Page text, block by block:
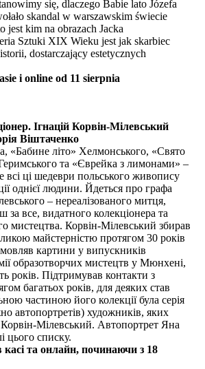
się, dlaczego Babie lato Józefa
skandal w warszawskim świecie
jest kim na obrazach Jacka
Sztuki XIX Wieku jest jak skarbiec
dostarczający estetycznych
i online od 11 sierpnia
Ігнацій Корвін-Мілевський
Віштаченко
«Бабине літо» Хелмонського, «Свято
та «Єврейка з лимонами» –
всі ці шедеври польського живопису
однієї людини. Йдеться про графа
– нереалізованого митця,
за все, видатного колекціонера та
мистецтва. Корвін-Мілевський збирав
майстерністю протягом 30 років
картини у випускників
образотворчих мистецтв у Мюнхені,
років. Підтримував контакти з
багатьох років, для деяких став
частиною його колекції була серія
автопортретів) художників, яких
Мілевський. Автопортрет Яна
цього списку.
касі та онлайн, починаючи з 18